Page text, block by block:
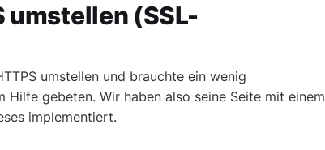
umstellen (SSL-
umstellen und brauchte ein wenig
gebeten. Wir haben also seine Seite mit einem
implementiert.